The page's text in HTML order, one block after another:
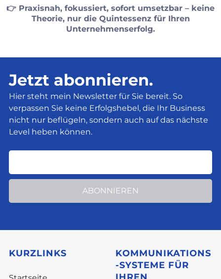
👉 Praxisnah, fokussiert, sofort umsetzbar – keine
Theorie, nur die Quintessenz für Ihren
Unternehmenserfolg.
Jetzt abonnieren.
Hier steht mein Newsletter für Sie bereit. So
verpassen Sie keine Erfolgshebel, die Ihr Business
nicht nur beflügeln, sondern auch auf das nächste
Level heben können.
ABONNIEREN
KURZLINKS
KOMMUNIKATIONS
-SYSTEME FÜR